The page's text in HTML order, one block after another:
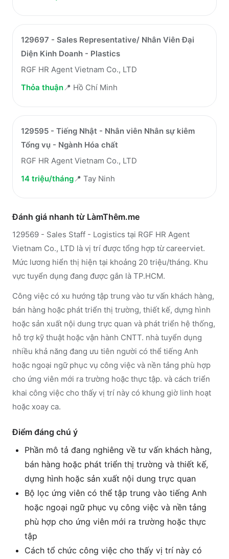
129697 - Sales Representative/ Nhân Viên Đại
Diện Kinh Doanh - Plastics
RGF HR Agent Vietnam Co., LTD
Thỏa thuận📍 Hồ Chí Minh
129595 - Tiếng Nhật - Nhân viên Nhân sự kiêm
Tổng vụ - Ngành Hóa chất
RGF HR Agent Vietnam Co., LTD
14 triệu/tháng📍 Tay Ninh
Đánh giá nhanh từ LàmThêm.me
129569 - Sales Staff - Logistics tại RGF HR Agent
Vietnam Co., LTD là vị trí được tổng hợp từ careerviet.
Mức lương hiển thị hiện tại khoảng 20 triệu/tháng. Khu
vực tuyển dụng đang được gắn là TP.HCM.
Công việc có xu hướng tập trung vào tư vấn khách hàng,
bán hàng hoặc phát triển thị trường, thiết kế, dựng hình
hoặc sản xuất nội dung trực quan và phát triển hệ thống,
hỗ trợ kỹ thuật hoặc vận hành CNTT. nhà tuyển dụng
nhiều khả năng đang ưu tiên người có thể tiếng Anh
hoặc ngoại ngữ phục vụ công việc và nền tảng phù hợp
cho ứng viên mới ra trường hoặc thực tập. và cách triển
khai công việc cho thấy vị trí này có khung giờ linh hoạt
hoặc xoay ca.
Điểm đáng chú ý
Phần mô tả đang nghiêng về tư vấn khách hàng,
bán hàng hoặc phát triển thị trường và thiết kế,
dựng hình hoặc sản xuất nội dung trực quan
Bộ lọc ứng viên có thể tập trung vào tiếng Anh
hoặc ngoại ngữ phục vụ công việc và nền tảng
phù hợp cho ứng viên mới ra trường hoặc thực
tập
Cách tổ chức công việc cho thấy vị trí này có